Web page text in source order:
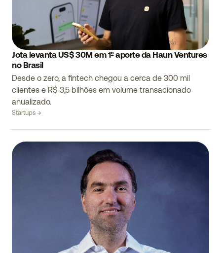
Jota levanta US$ 30M em 1º aporte da Haun Ventures
no Brasil
Desde o zero, a fintech chegou a cerca de 300 mil
clientes e R$ 3,5 bilhões em volume transacionado
anualizado.
Startups →